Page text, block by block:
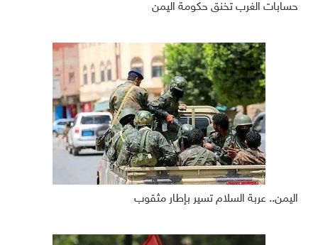
حسابات الغرب تخنق حكومة اليمن
اليمن.. عربة السلام تسير بإطار مثقوب